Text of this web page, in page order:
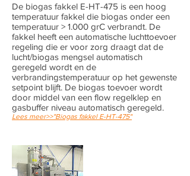
De biogas fakkel E-HT-475 is een hoog
temperatuur fakkel die biogas onder een
temperatuur > 1.000 grC verbrandt. De
fakkel heeft een automatische luchttoevoer
regeling die er voor zorg draagt dat de
lucht/biogas mengsel automatisch
geregeld wordt en de
verbrandingstemperatuur op het gewenste
setpoint blijft. De biogas toevoer wordt
door middel van een flow regelklep en
gasbuffer niveau automatisch geregeld.
Lees meer>>"Biogas fakkel E-HT-475"